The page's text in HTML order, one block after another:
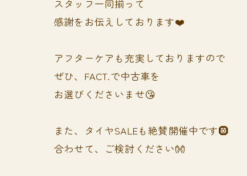
スタッフ一同揃って
感謝をお伝えしております❤️
アフターケアも充実しておりますので
ぜひ、FACT.で中古車を
お選びくださいませ😘
また、タイヤSALEも絶賛開催中です🛞
合わせて、ご検討ください👐